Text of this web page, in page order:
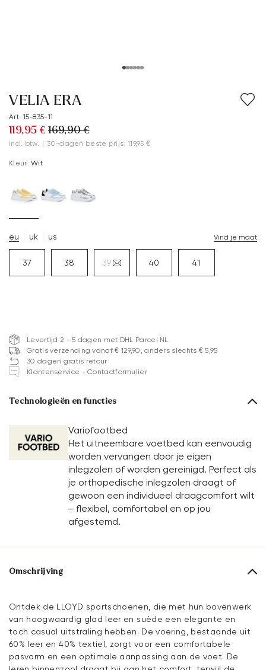
VELIA ERA
Art. 15-835-11
119,95 € 169,90 €
incl. btw. | 30-dagen beste prijs: 119,95 €
Kleur: Wit
eu uk us Vind je maat
37 38 39 40 41
Levertijd 2 - 5 dagen met DHL Parcel NL
Gratis verzending vanaf € 129,90, anders slechts € 5,95
30 dagen gratis retour
Klantenservice - Contactformulier
Technologieën en functies
Variofootbed
Het uitneembare voetbed kan eenvoudig
worden vervangen door je eigen
inlegzolen of worden gereinigd. Perfect als
je orthopedische inlegzolen draagt of
gewoon een individueel draagcomfort wilt
– flexibel, comfortabel en op jou
afgestemd.
Omschrijving
Ontdek de LLOYD sportschoenen, die met hun bovenwerk
van hoogwaardig glad leer en suède een elegante en
toch casual uitstraling hebben. De voering, bestaande uit
60% leer en 40% textiel, zorgt voor een comfortabele
pasvorm en een optimale aanpassing aan de voet. De